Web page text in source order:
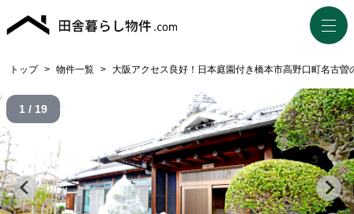
トップ > 物件一覧 > 大阪アクセス良好！日本庭園付き橋本市高野口町名古曽
1 / 19